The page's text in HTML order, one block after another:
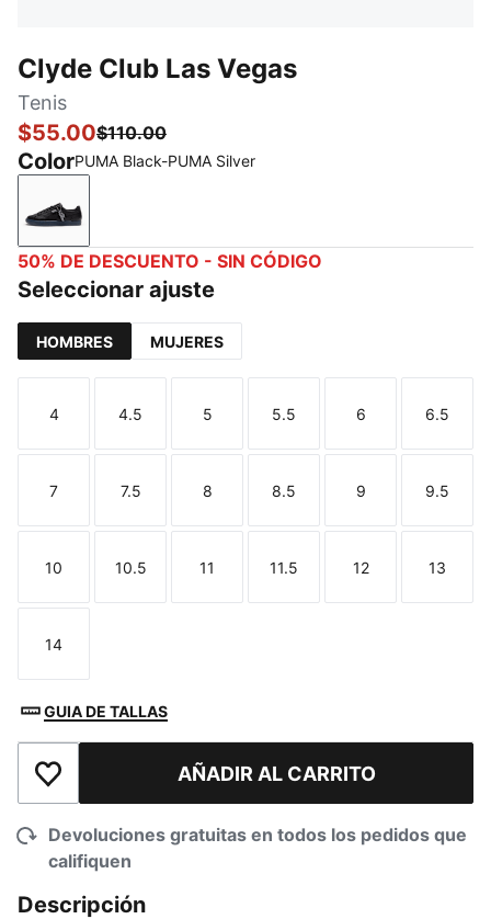
Clyde Club Las Vegas
Tenis
$55.00$110.00
ColorPUMA Black-PUMA Silver
PUMA Black-PUMA Silver
50% DE DESCUENTO - SIN CÓDIGO
Seleccionar ajuste
HOMBRES MUJERES
Talla
4
Talla
4.5
Talla
5
Talla
5.5
Talla
6
Talla
6.5
Talla
7
Talla
7.5
Talla
8
Talla
8.5
Talla
9
Talla
9.5
Talla
10
Talla
10.5
Talla
11
Talla
11.5
Talla
12
Talla
13
Talla
14
GUIA DE TALLAS
Añadir a la lista de deseosAÑADIR AL CARRITO
Devoluciones gratuitas en todos los pedidos que
califiquen
Descripción